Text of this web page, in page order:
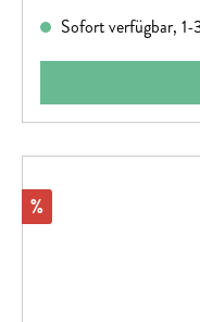
Sofort verfügbar, 1-
Rabatt
%